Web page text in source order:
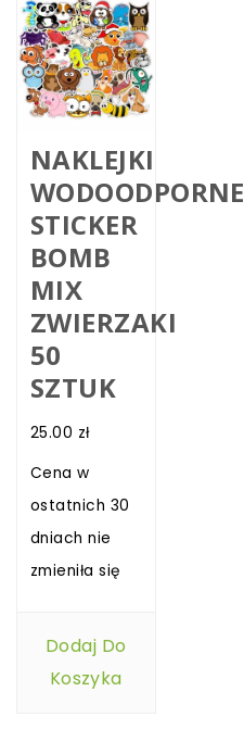
NAKLEJKI
WODOODPORNE
STICKER
BOMB
MIX
ZWIERZAKI
50
SZTUK
25.00 zł
Cena w
ostatnich 30
dniach nie
zmieniła się
Dodaj Do
Koszyka